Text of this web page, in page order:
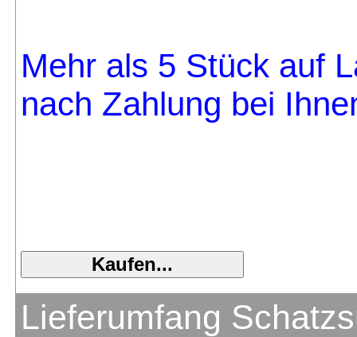
Mehr als 5 Stück auf
nach Zahlung bei
Lieferumfang